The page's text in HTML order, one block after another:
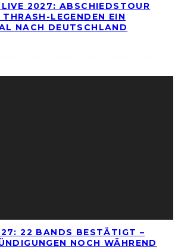
LIVE 2027: ABSCHIEDSTOUR
LEGENDEN EIN
NACH DEUTSCHLAND
22 BANDS BESTÄTIGT –
NOCH WÄHREND